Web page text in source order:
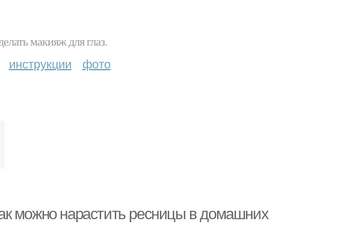
макияж для глаз.
инструкции фото
можно нарастить ресницы в домашних